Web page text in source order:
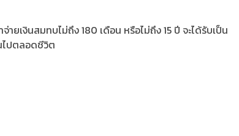
เงินสมทบไม่ถึง 180 เดือน หรือไม่ถึง 15 ปี จะได้รับเป็น
ไปตลอดชีวิต